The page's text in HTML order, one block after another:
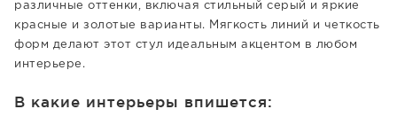
различные оттенки, включая стильный серый и яркие
красные и золотые варианты. Мягкость линий и четкость
форм делают этот стул идеальным акцентом в любом
интерьере.
В какие интерьеры впишется: